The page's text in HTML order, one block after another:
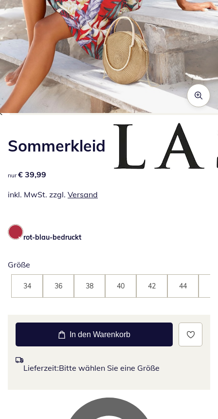
Sommerkleid
€ 39,99
nur € 39,99
inkl. MwSt. zzgl. Versand
rot-blau-bedruckt
Größe
34 36 38 40 42 44
In den Warenkorb
Lieferzeit:Bitte wählen Sie eine Größe